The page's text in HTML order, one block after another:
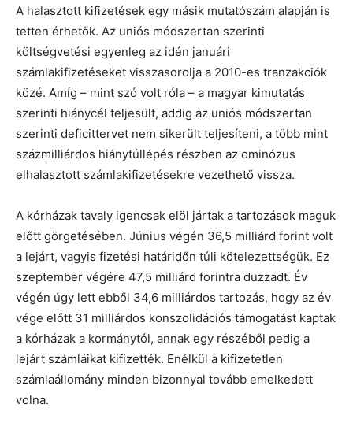
A halasztott kifizetések egy másik mutatószám alapján is
tetten érhetők. Az uniós módszertan szerinti
költségvetési egyenleg az idén januári
számlakifizetéseket visszasorolja a 2010-es tranzakciók
közé. Amíg – mint szó volt róla – a magyar kimutatás
szerinti hiánycél teljesült, addig az uniós módszertan
szerinti deficittervet nem sikerült teljesíteni, a több mint
százmilliárdos hiánytúllépés részben az ominózus
elhalasztott számlakifizetésekre vezethető vissza.
A kórházak tavaly igencsak elöl jártak a tartozások maguk
előtt görgetésében. Június végén 36,5 milliárd forint volt
a lejárt, vagyis fizetési határidőn túli kötelezettségük. Ez
szeptember végére 47,5 milliárd forintra duzzadt. Év
végén úgy lett ebből 34,6 milliárdos tartozás, hogy az év
vége előtt 31 milliárdos konszolidációs támogatást kaptak
a kórházak a kormánytól, annak egy részéből pedig a
lejárt számláikat kifizették. Enélkül a kifizetetlen
számlaállomány minden bizonnyal tovább emelkedett
volna.